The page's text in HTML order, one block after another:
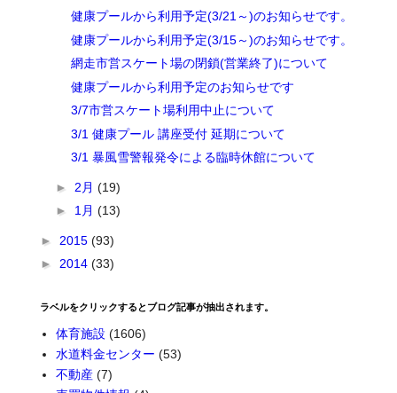
健康プールから利用予定(3/21～)のお知らせです。
健康プールから利用予定(3/15～)のお知らせです。
網走市営スケート場の閉鎖(営業終了)について
健康プールから利用予定のお知らせです
3/7市営スケート場利用中止について
3/1 健康プール 講座受付 延期について
3/1 暴風雪警報発令による臨時休館について
► 2月(19)
► 1月(13)
► 2015(93)
►2014(33)
ラベルをクリックするとブログ記事が抽出されます。
体育施設 (1606)
水道料金センター (53)
不動産 (7)